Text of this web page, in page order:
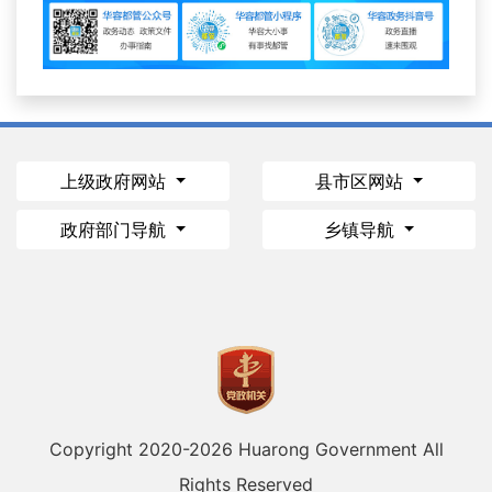
上级政府网站 县市区网站
政府部门导航 乡镇导航
Copyright 2020-2026 Huarong Government All
Rights Reserved